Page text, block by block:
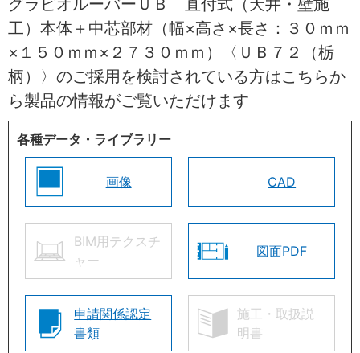
グラビオルーバーＵＢ 直付式（天井・壁施
工）本体＋中芯部材（幅×高さ×長さ：３０ｍｍ
×１５０ｍｍ×２７３０ｍｍ）〈ＵＢ７２（栃
柄）〉のご採用を検討されている方はこちらか
ら製品の情報がご覧いただけます
各種データ・ライブラリー
画像 CAD
BIM用テクスチ
ャー
図面PDF
申請関係認定
書類
施工・取扱説
明書